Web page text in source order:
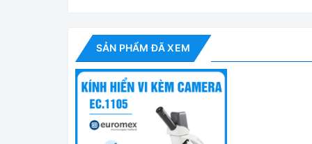
sáng
Nguồn điện AC 85~230V (cáp nguồn
Cung cấp bao gồm:
✅ Máy chính gồm thân kính (01 cái), mâm gắn
SẢN PHẨM ĐÃ XEM